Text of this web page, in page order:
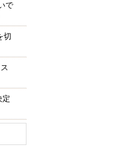
で
切